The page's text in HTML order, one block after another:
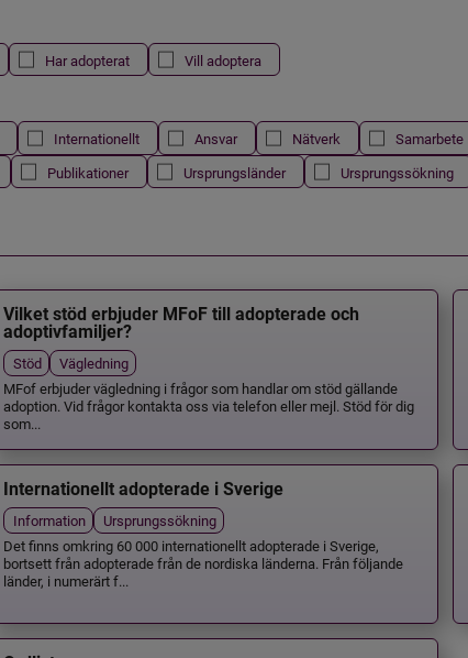
Har adopterat Vill adoptera
Internationellt Ansvar Nätverk Samarbete
Publikationer Ursprungsländer Ursprungssökning
Vilket stöd erbjuder MFoF till adopterade och
adoptivfamiljer?
Stöd
Vägledning
MFof erbjuder vägledning i frågor som handlar om stöd gällande
adoption. Vid frågor kontakta oss via telefon eller mejl. Stöd för dig
som...
Internationellt adopterade i Sverige
Information
Ursprungssökning
Det finns omkring 60 000 internationellt adopterade i Sverige,
bortsett från adopterade från de nordiska länderna. Från följande
länder, i numerärt f...